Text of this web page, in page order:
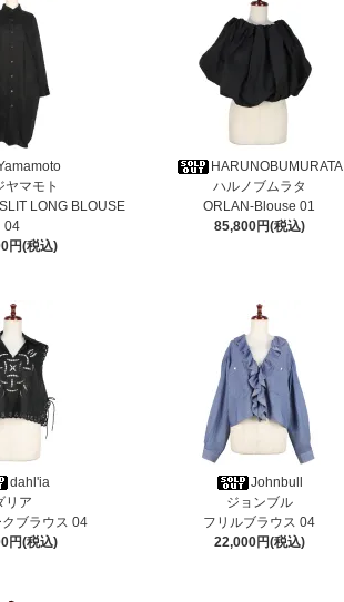
ヤマモト
LONG BLOUSE
04
円(税込)
HARUNOBUMURATA
ハルノブムラタ
ORLAN-Blouse 01
85,800円(税込)
dahl'ia
リア
ブラウス 04
円(税込)
Johnbull
ジョンブル
フリルブラウス 04
22,000円(税込)